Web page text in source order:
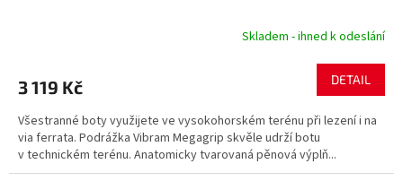
Skladem - ihned k odeslání
3 119 Kč DETAIL
Všestranné boty využijete ve vysokohorském terénu při lezení i na
via ferrata. Podrážka Vibram Megagrip skvěle udrží botu
v technickém terénu. Anatomicky tvarovaná pěnová výplň...